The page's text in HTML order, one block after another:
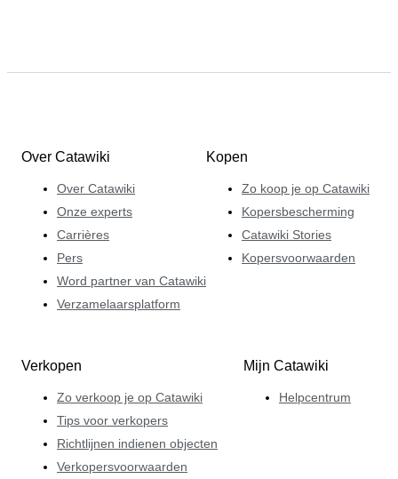
Over Catawiki
Over Catawiki
Onze experts
Carrières
Pers
Word partner van Catawiki
Verzamelaarsplatform
Kopen
Zo koop je op Catawiki
Kopersbescherming
Catawiki Stories
Kopersvoorwaarden
Verkopen
Zo verkoop je op Catawiki
Tips voor verkopers
Richtlijnen indienen objecten
Verkopersvoorwaarden
Mijn Catawiki
Helpcentrum